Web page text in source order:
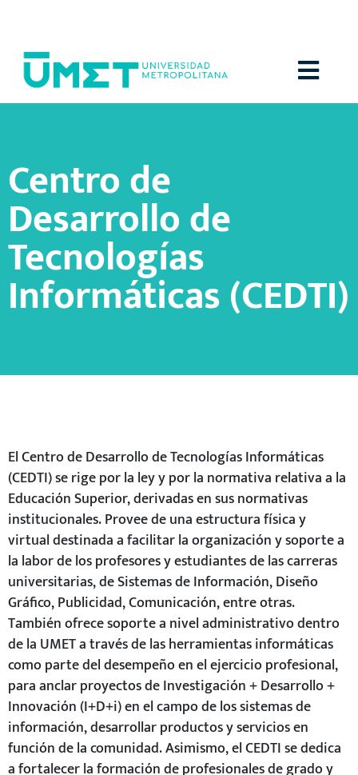
Centro de
Desarrollo de
Tecnologías
Informáticas (CEDTI)
El Centro de Desarrollo de Tecnologías Informáticas
(CEDTI) se rige por la ley y por la normativa relativa a la
Educación Superior, derivadas en sus normativas
institucionales. Provee de una estructura física y
virtual destinada a facilitar la organización y soporte a
la labor de los profesores y estudiantes de las carreras
universitarias, de Sistemas de Información, Diseño
Gráfico, Publicidad, Comunicación, entre otras.
También ofrece soporte a nivel administrativo dentro
de la UMET a través de las herramientas informáticas
como parte del desempeño en el ejercicio profesional,
para anclar proyectos de Investigación + Desarrollo +
Innovación (I+D+i) en el campo de los sistemas de
información, desarrollar productos y servicios en
función de la comunidad. Asimismo, el CEDTI se dedica
a fortalecer la formación de profesionales de grado y